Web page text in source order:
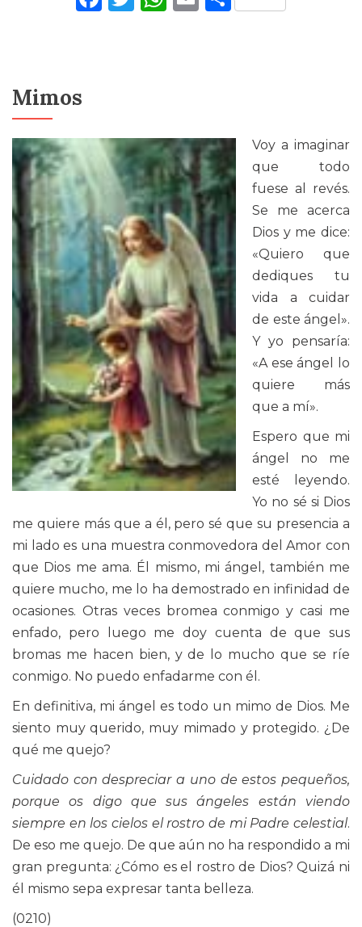
Mimos
Voy a imaginar
que todo
fuese al revés.
Se me acerca
Dios y me dice:
«Quiero que
dediques tu
vida a cuidar
de este ángel».
Y yo pensaría:
«A ese ángel lo
quiere más
que a mí».
Espero que mi
ángel no me
esté leyendo.
Yo no sé si Dios
me quiere más que a él, pero sé que su presencia a
mi lado es una muestra conmovedora del Amor con
que Dios me ama. Él mismo, mi ángel, también me
quiere mucho, me lo ha demostrado en infinidad de
ocasiones. Otras veces bromea conmigo y casi me
enfado, pero luego me doy cuenta de que sus
bromas me hacen bien, y de lo mucho que se ríe
conmigo. No puedo enfadarme con él.
En definitiva, mi ángel es todo un mimo de Dios. Me
siento muy querido, muy mimado y protegido. ¿De
qué me quejo?
Cuidado con despreciar a uno de estos pequeños,
porque os digo que sus ángeles están viendo
siempre en los cielos el rostro de mi Padre celestial.
De eso me quejo. De que aún no ha respondido a mi
gran pregunta: ¿Cómo es el rostro de Dios? Quizá ni
él mismo sepa expresar tanta belleza.
(0210)